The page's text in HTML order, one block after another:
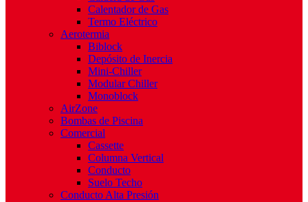
Calentador de Gas
Termo Eléctrico
Aerotermia
Biblock
Depósito de Inercia
Mini-Chiller
Modular Chiller
Monoblock
AirZone
Bombas de Piscina
Comercial
Cassette
Columna Vertical
Conducto
Suelo Techo
Conducto Alta Presión